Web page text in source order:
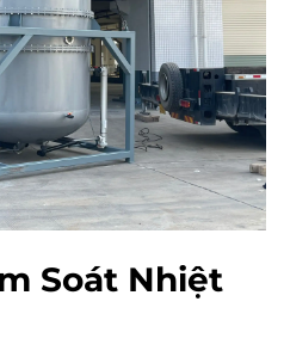
Soát Nhiệt